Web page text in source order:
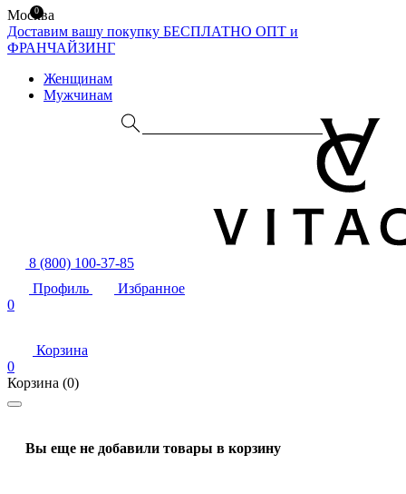
Москва
Доставим вашу покупку БЕСПЛАТНО ОПТ и
ФРАНЧАЙЗИНГ
Женщинам
Мужчинам
8 (800) 100-37-85
Профиль
Избранное
0
Корзина
0
Корзина (0)
Вы еще не добавили товары в корзину
0